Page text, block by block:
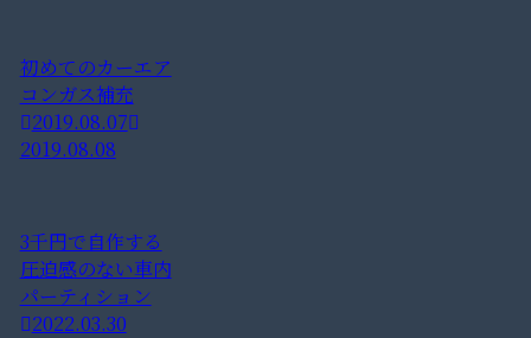
初めてのカーエア
コンガス補充
2019.08.07
2019.08.08
3千円で自作する
圧迫感のない車内
パーティション
2022.03.30